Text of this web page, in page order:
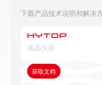
下载产品技术说明和解决
液晶仪表
获取文档